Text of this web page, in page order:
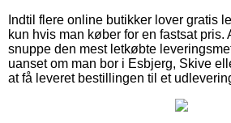
Indtil flere online butikker lover gratis
kun hvis man køber for en fastsat pris.
snuppe den mest letkøbte
uanset om man bor i Esbjerg, Skive
at få leveret bestillingen til et